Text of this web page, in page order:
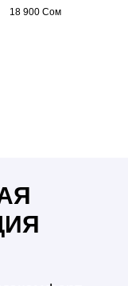
18 900 Сом